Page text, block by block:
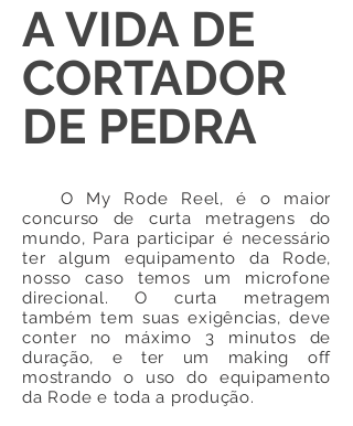
A VIDA DE
CORTADOR
DE PEDRA
O My Rode Reel, é o maior
concurso de curta metragens do
mundo, Para participar é necessário
ter algum equipamento da Rode,
nosso caso temos um microfone
direcional. O curta metragem
também tem suas exigências, deve
conter no máximo 3 minutos de
duração, e ter um making off
mostrando o uso do equipamento
da Rode e toda a produção.